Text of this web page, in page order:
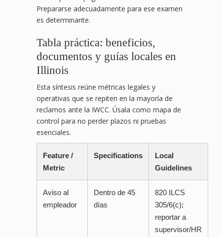
Prepararse adecuadamente para ese examen
es determinante.
Tabla práctica: beneficios,
documentos y guías locales en
Illinois
Esta síntesis reúne métricas legales y
operativas que se repiten en la mayoría de
reclamos ante la IWCC. Úsala como mapa de
control para no perder plazos ni pruebas
esenciales.
Feature /
Metric
Specifications
Local
Guidelines
Aviso al
empleador
Dentro de 45
días
820 ILCS
305/6(c);
reportar a
supervisor/HR